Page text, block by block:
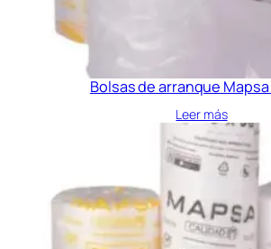
Bolsas de arranque
Leer más